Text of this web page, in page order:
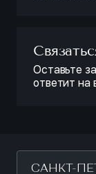
Оставьте
ответит на
САНКТ-